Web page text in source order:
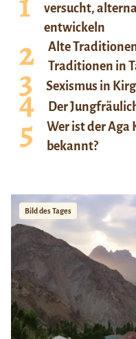
versucht,
entwickeln
Alte
Traditionen in
Sexismus in
Der
Wer ist der Aga
bekannt?
Bild des Tages